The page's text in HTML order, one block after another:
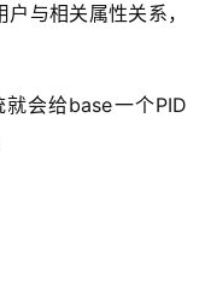
与相关属性关系，
给base一个PID